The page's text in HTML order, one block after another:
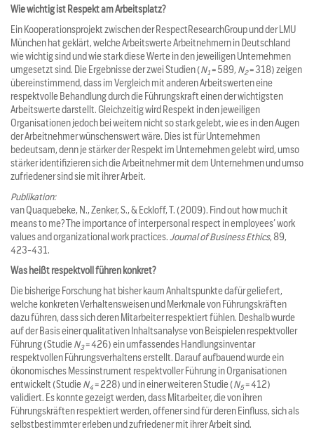
Wie wichtig ist Respekt am Arbeitsplatz?
Ein Kooperationsprojekt zwischen der RespectResearchGroup und der LMU
München hat geklärt, welche Arbeitswerte Arbeitnehmern in Deutschland
wie wichtig sind und wie stark diese Werte in den jeweiligen Unternehmen
umgesetzt sind. Die Ergebnisse der zwei Studien (N1= 589, N2= 318) zeigen
übereinstimmend, dass im Vergleich mit anderen Arbeitswerten eine
respektvolle Behandlung durch die Führungskraft einen der wichtigsten
Arbeitswerte darstellt. Gleichzeitig wird Respekt in den jeweiligen
Organisationen jedoch bei weitem nicht so stark gelebt, wie es in den Augen
der Arbeitnehmer wünschenswert wäre. Dies ist für Unternehmen
bedeutsam, denn je stärker der Respekt im Unternehmen gelebt wird, umso
stärker identifizieren sich die Arbeitnehmer mit dem Unternehmen und umso
zufriedener sind sie mit ihrer Arbeit.
Publikation:
van Quaquebeke, N., Zenker, S., & Eckloff, T. (2009). Find out how much it
means to me? The importance of interpersonal respect in employees’ work
values and organizational work practices.Journal of Business Ethics, 89,
423-431.
Was heißt respektvoll führen konkret?
Die bisherige Forschung hat bisher kaum Anhaltspunkte dafür geliefert,
welche konkreten Verhaltensweisen und Merkmale von Führungskräften
dazu führen, dass sich deren Mitarbeiter respektiert fühlen. Deshalb wurde
auf der Basis einer qualitativen Inhaltsanalyse von Beispielen respektvoller
Führung (StudieN3= 426) ein umfassendes Handlungsinventar
respektvollen Führungsverhaltens erstellt. Darauf aufbauend wurde ein
ökonomisches Messinstrument respektvoller Führung in Organisationen
entwickelt (StudieN4= 228) und in einer weiteren Studie (N5= 412)
validiert. Es konnte gezeigt werden, dass Mitarbeiter, die von ihren
Führungskräften respektiert werden, offener sind für deren Einfluss, sich als
selbstbestimmter erleben und zufriedener mit ihrer Arbeit sind.